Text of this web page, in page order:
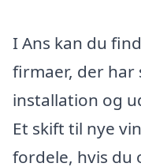
I Ans kan du
firmaer, der har
installation og
Et skift til nye
fordele, hvis du